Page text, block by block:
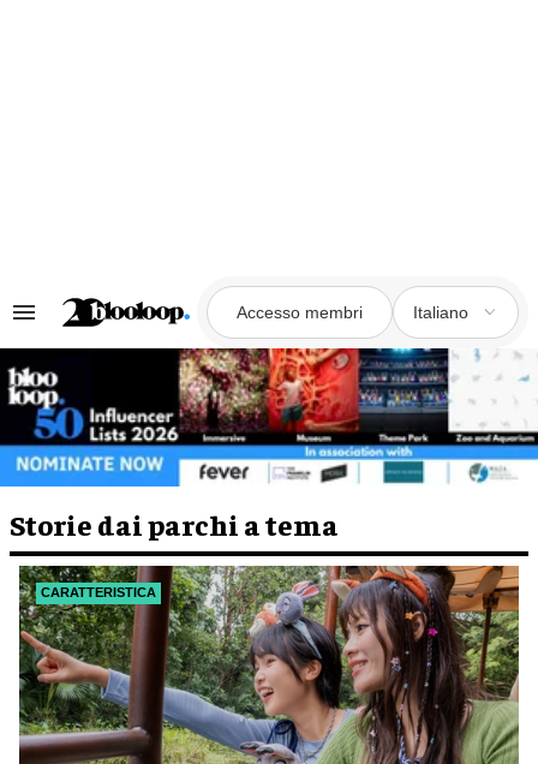
Ricerca
per
sezioni
Accesso membri Italiano
Storie dai parchi a tema
CARATTERISTICA